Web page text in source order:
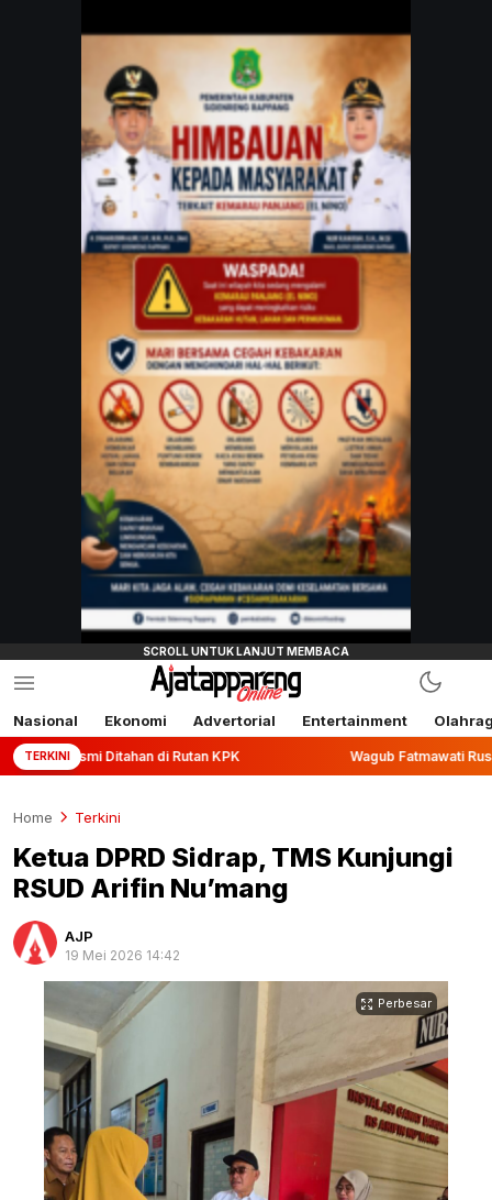
Nasional Ekonomi Advertorial Entertainment
TERKINIdi Rutan KPK Wagub Fatmawati Rusdi Lepas
Home Terkini
Ketua DPRD Sidrap, TMS Kunjungi
RSUD Arifin Nu’mang
AJP
19 Mei 2026 14:42
Perbesar